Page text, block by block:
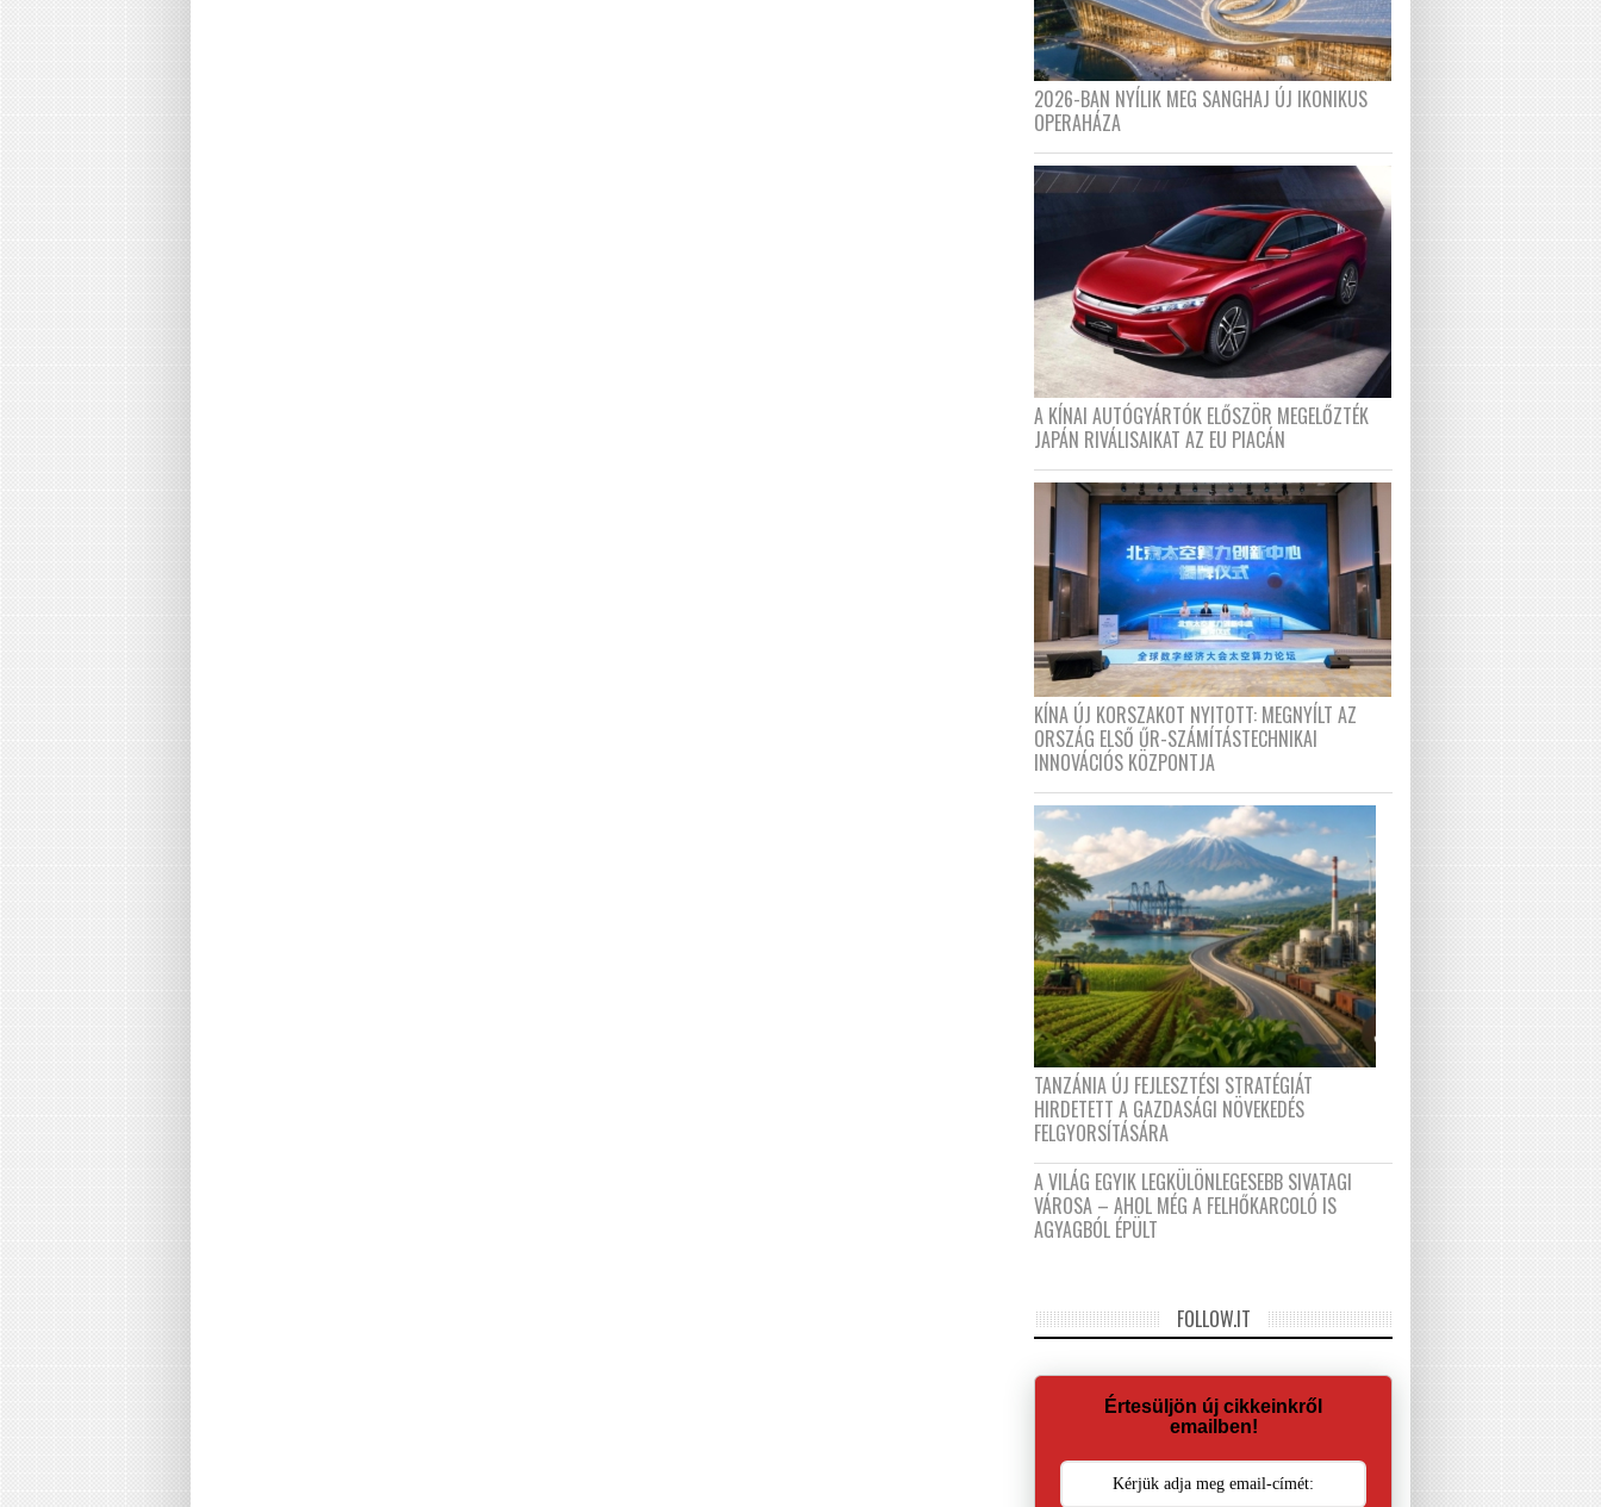
2026-BAN NYÍLIK MEG SANGHAJ ÚJ IKONIKUS
OPERAHÁZA
A KÍNAI AUTÓGYÁRTÓK ELŐSZÖR MEGELŐZTÉK
JAPÁN RIVÁLISAIKAT AZ EU PIACÁN
KÍNA ÚJ KORSZAKOT NYITOTT: MEGNYÍLT AZ
ORSZÁG ELSŐ ŰR-SZÁMÍTÁSTECHNIKAI
INNOVÁCIÓS KÖZPONTJA
TANZÁNIA ÚJ FEJLESZTÉSI STRATÉGIÁT
HIRDETETT A GAZDASÁGI NÖVEKEDÉS
FELGYORSÍTÁSÁRA
A VILÁG EGYIK LEGKÜLÖNLEGESEBB SIVATAGI
VÁROSA – AHOL MÉG A FELHŐKARCOLÓ IS
AGYAGBÓL ÉPÜLT
FOLLOW.IT
Értesüljön új cikkeinkről
emailben!